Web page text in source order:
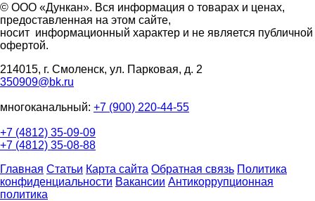
© ООО «Дункан». Вся информация о товарах и ценах,
предоставленная на этом сайте,
носит информационный характер и не является публичной
офертой.
214015, г. Смоленск, ул. Парковая, д. 2
350909@bk.ru
многоканальный: +7 (900) 220-44-55
+7 (4812) 35-09-09
+7 (4812) 35-08-88
Главная Статьи Карта сайта Обратная связь Политика
конфиденциальности Вакансии Антикоррупционная
политика